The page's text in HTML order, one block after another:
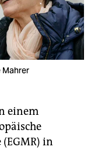
Mahrer
einem
in